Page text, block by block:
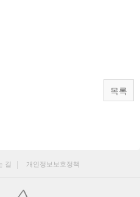
목록
길 개인정보보호정책